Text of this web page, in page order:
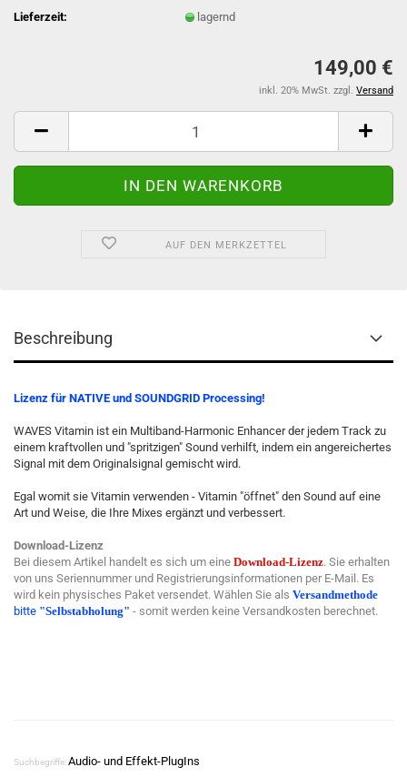
Lieferzeit:
lagernd
149,00 €
inkl. 20% MwSt. zzgl. Versand
AUF DEN MERKZETTEL
Beschreibung
Lizenz für NATIVE und SOUNDGRID Processing!
WAVES Vitamin ist ein Multiband-Harmonic Enhancer der jedem Track zu
einem kraftvollen und "spritzigen" Sound verhilft, indem ein angereichertes
Signal mit dem Originalsignal gemischt wird.
Egal womit sie Vitamin verwenden - Vitamin "öffnet" den Sound auf eine
Art und Weise, die Ihre Mixes ergänzt und verbessert.
Download-Lizenz
Bei diesem Artikel handelt es sich um eine Download-Lizenz. Sie erhalten
von uns Seriennummer und Registrierungsinformationen per E-Mail. Es
wird kein physisches Paket versendet. Wählen Sie als Versandmethode
bitte "Selbstabholung" - somit werden keine Versandkosten berechnet.
Suchbegriffe:Audio- und Effekt-PlugIns